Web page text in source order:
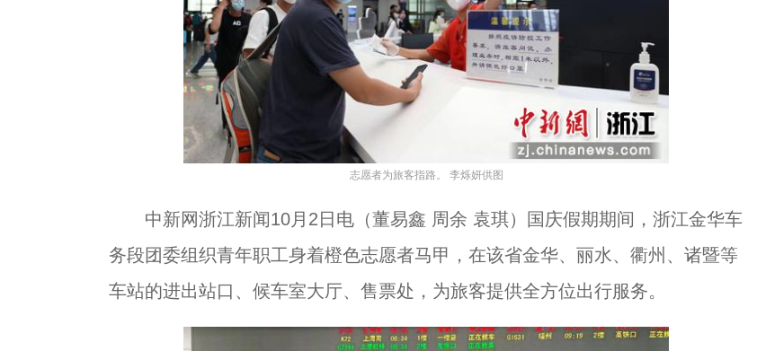
志愿者为旅客指路。 李烁妍供图
中新网浙江新闻10月2日电（董易鑫 周余 袁琪）国庆假期期间，浙江金华车
务段团委组织青年职工身着橙色志愿者马甲，在该省金华、丽水、衢州、诸暨等
车站的进出站口、候车室大厅、售票处，为旅客提供全方位出行服务。